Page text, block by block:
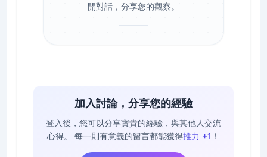
開對話，分享您的觀察。
加入討論，分享您的經驗
登入後，您可以分享寶貴的經驗，與其他人交流
心得。
每一則有意義的留言都能獲得推力 +1 ！